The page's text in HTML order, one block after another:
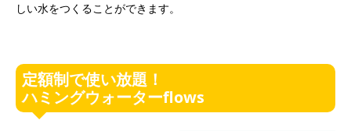
しい水をつくることができます。
定額制で使い放題！
ハミングウォーターflows